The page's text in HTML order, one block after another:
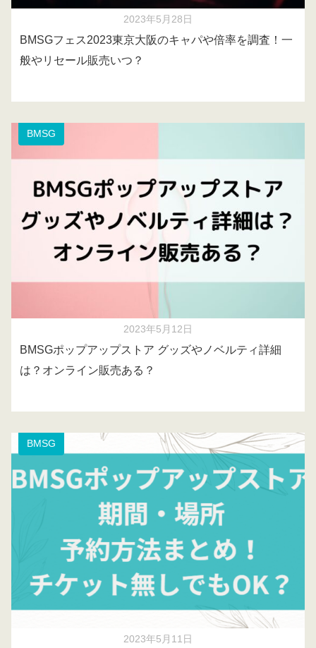
2023年5月28日
BMSGフェス2023東京大阪のキャパや倍率を調査！一
般やリセール販売いつ？
BMSG
2023年5月12日
BMSGポップアップストア グッズやノベルティ詳細
は？オンライン販売ある？
BMSG
2023年5月11日